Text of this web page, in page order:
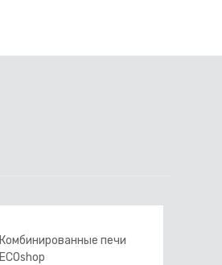
Комбинированные печи
ECOshop